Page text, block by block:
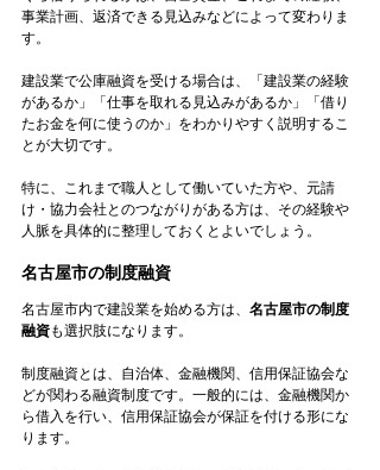
事業計画、返済できる見込みなどによって変わりま
す。
建設業で公庫融資を受ける場合は、「建設業の経験
があるか」「仕事を取れる見込みがあるか」「借り
たお金を何に使うのか」をわかりやすく説明するこ
とが大切です。
特に、これまで職人として働いていた方や、元請
け・協力会社とのつながりがある方は、その経験や
人脈を具体的に整理しておくとよいでしょう。
名古屋市の制度融資
名古屋市内で建設業を始める方は、 名古屋市の制度
融資も選択肢になります。
制度融資とは、自治体、金融機関、信用保証協会な
どが関わる融資制度です。一般的には、金融機関か
ら借入を行い、信用保証協会が保証を付ける形にな
ります。